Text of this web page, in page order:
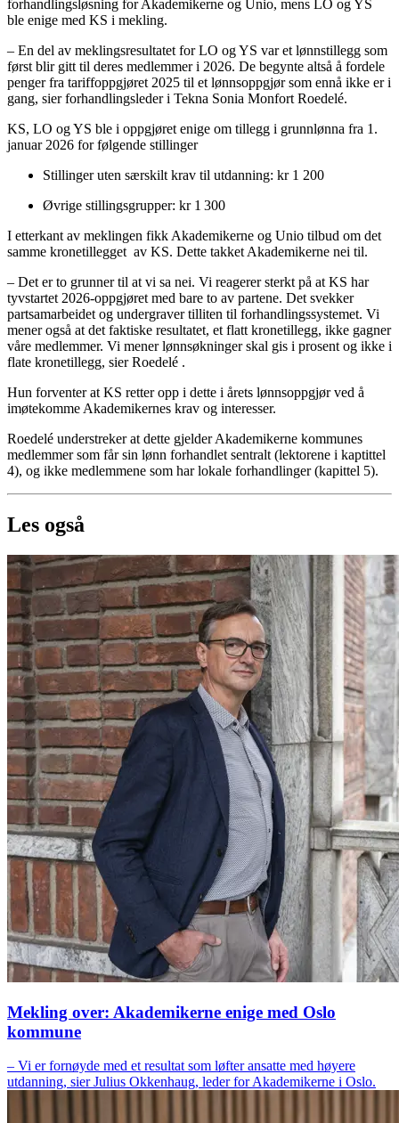
forhandlingsløsning for Akademikerne og Unio, mens LO og YS
ble enige med KS i mekling.
– En del av meklingsresultatet for LO og YS var et lønnstillegg som
først blir gitt til deres medlemmer i 2026. De begynte altså å fordele
penger fra tariffoppgjøret 2025 til et lønnsoppgjør som ennå ikke er i
gang, sier forhandlingsleder i Tekna Sonia Monfort Roedelé.
KS, LO og YS ble i oppgjøret enige om tillegg i grunnlønna fra 1.
januar 2026 for følgende stillinger
Stillinger uten særskilt krav til utdanning: kr 1 200
Øvrige stillingsgrupper: kr 1 300
I etterkant av meklingen fikk Akademikerne og Unio tilbud om det
samme kronetillegget av KS. Dette takket Akademikerne nei til.
– Det er to grunner til at vi sa nei. Vi reagerer sterkt på at KS har
tyvstartet 2026-oppgjøret med bare to av partene. Det svekker
partsamarbeidet og undergraver tilliten til forhandlingssystemet. Vi
mener også at det faktiske resultatet, et flatt kronetillegg, ikke gagner
våre medlemmer. Vi mener lønnsøkninger skal gis i prosent og ikke i
flate kronetillegg, sier Roedelé .
Hun forventer at KS retter opp i dette i årets lønnsoppgjør ved å
imøtekomme Akademikernes krav og interesser.
Roedelé understreker at dette gjelder Akademikerne kommunes
medlemmer som får sin lønn forhandlet sentralt (lektorene i kaptittel
4), og ikke medlemmene som har lokale forhandlinger (kapittel 5).
Les også
Mekling over: Akademikerne enige med Oslo
kommune
– Vi er fornøyde med et resultat som løfter ansatte med høyere
utdanning, sier Julius Okkenhaug, leder for Akademikerne i Oslo.